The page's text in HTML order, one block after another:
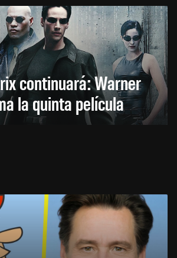
continuará: Warner
la quinta película